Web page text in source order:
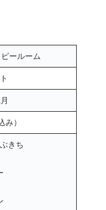
ピールーム
み）
きち